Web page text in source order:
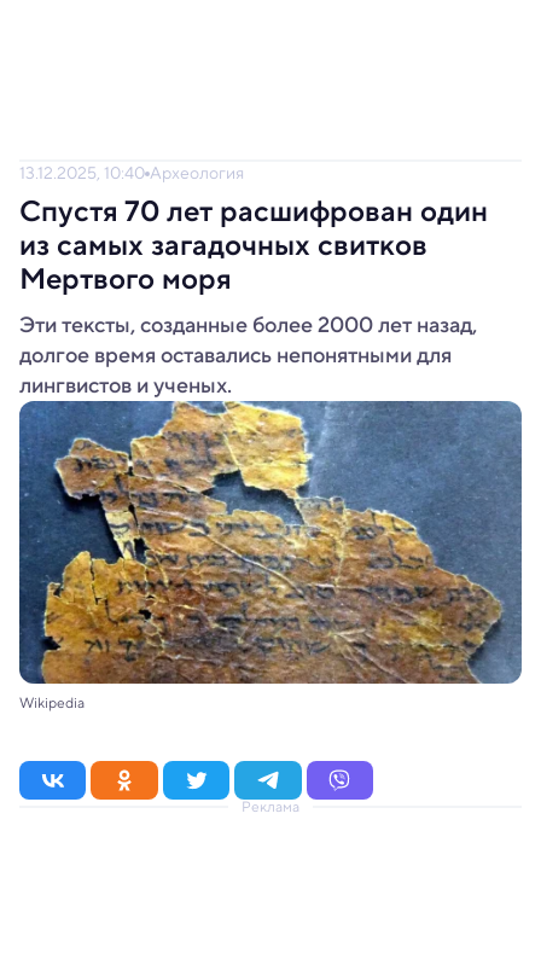
13.12.2025, 10:40 Археология
Спустя 70 лет расшифрован один
из самых загадочных свитков
Мертвого моря
Эти тексты, созданные более 2000 лет назад,
долгое время оставались непонятными для
лингвистов и ученых.
Wikipedia
Реклама